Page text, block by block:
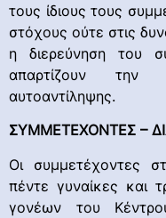
τους ίδιους τους
στόχους ούτε στις
η διερεύνηση του
απαρτίζουν την
αυτοαντίληψης.
ΣΥΜΜΕΤΕΧΟΝΤΕΣ –
Οι συμμετέχοντες
πέντε γυναίκες και
γονέων του